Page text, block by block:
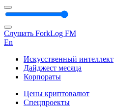
Слушать ForkLog FM
En
Искусственный интеллект
Дайджест месяца
Корпораты
Цены криптовалют
Спецпроекты